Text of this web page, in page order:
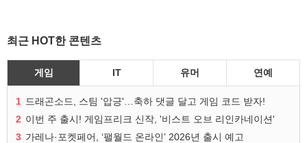
최근 HOT한 콘텐츠
게임 IT 유머 연예
1 드래곤소드, 스팀 '압긍'…축하 댓글 달고 게임 코드 받자!
2 이번 주 출시! 게임프리크 신작, '비스트 오브 리인카네이션'
3 가레나·포켓페어, ‘팰월드 온라인’ 2026년 출시 예고